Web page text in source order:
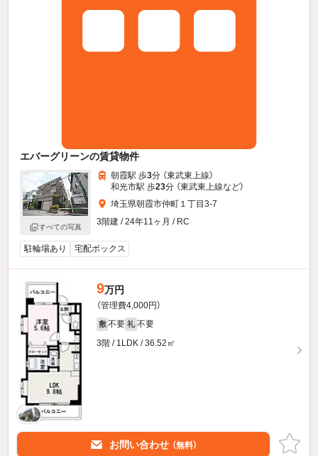
エバーグリーンの賃貸物件
すべての写真
朝霞駅 歩3分 （東武東上線）
和光市駅 歩23分 （東武東上線など）
埼玉県朝霞市仲町１丁目3-7
3階建 / 24年11ヶ月 / RC
駐輪場あり 宅配ボックス
9万円
（管理費4,000円）
敷 不要 礼 不要
3階 / 1LDK / 36.52㎡
お問い合わせ （無料）